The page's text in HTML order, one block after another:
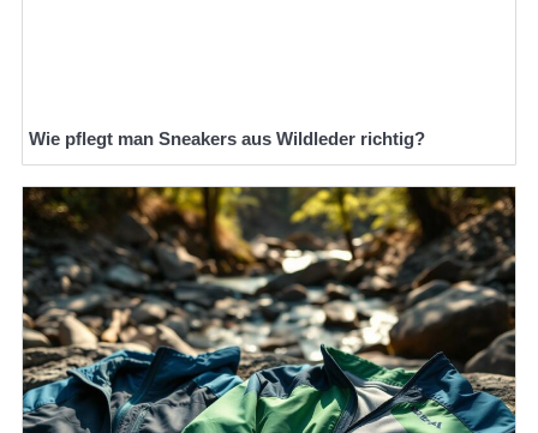
Wie pflegt man Sneakers aus Wildleder richtig?